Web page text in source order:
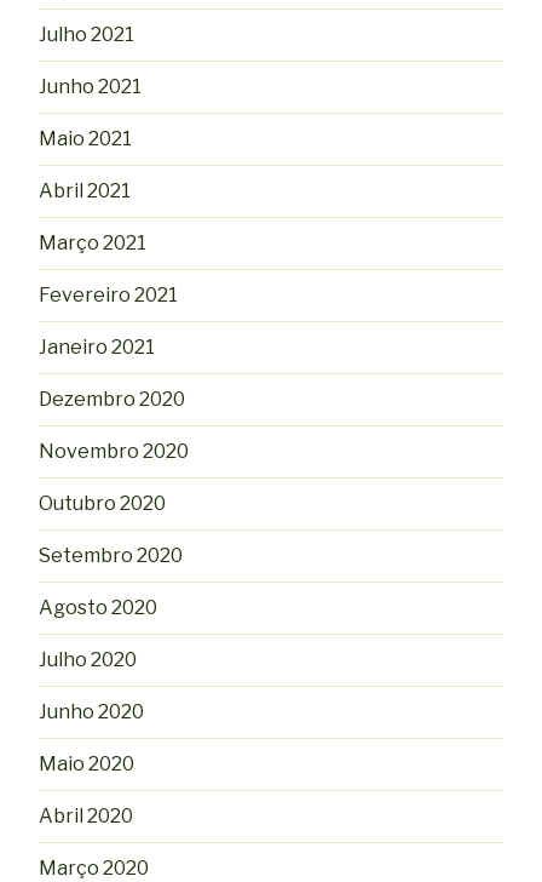
Julho 2021
Junho 2021
Maio 2021
Abril 2021
Março 2021
Fevereiro 2021
Janeiro 2021
Dezembro 2020
Novembro 2020
Outubro 2020
Setembro 2020
Agosto 2020
Julho 2020
Junho 2020
Maio 2020
Abril 2020
Março 2020